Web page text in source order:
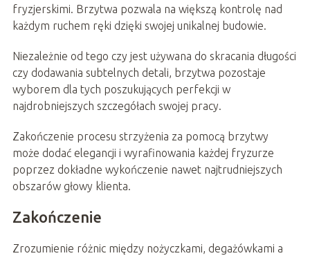
fryzjerskimi. Brzytwa pozwala na większą kontrolę nad
każdym ruchem ręki dzięki swojej unikalnej budowie.
Niezależnie od tego czy jest używana do skracania długości
czy dodawania subtelnych detali, brzytwa pozostaje
wyborem dla tych poszukujących perfekcji w
najdrobniejszych szczegółach swojej pracy.
Zakończenie procesu strzyżenia za pomocą brzytwy
może dodać elegancji i wyrafinowania każdej fryzurze
poprzez dokładne wykończenie nawet najtrudniejszych
obszarów głowy klienta.
Zakończenie
Zrozumienie różnic między nożyczkami, degażówkami a